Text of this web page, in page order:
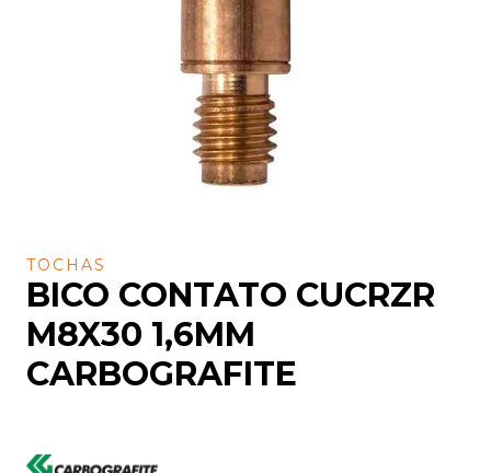
TOCHAS
BICO CONTATO CUCRZR
M8X30 1,6MM
CARBOGRAFITE